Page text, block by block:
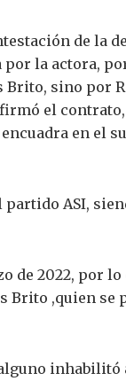
de la
la actora,
sino por
el
en el
ASI,
de 2022, por
,quien se
inhabilitó